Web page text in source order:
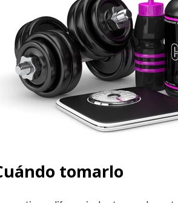
tomarlo